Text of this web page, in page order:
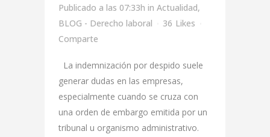
Publicado a las 07:33h in Actualidad,
BLOG - Derecho laboral
36 Likes
Comparte
La indemnización por despido suele
generar dudas en las empresas,
especialmente cuando se cruza con
una orden de embargo emitida por un
tribunal u organismo administrativo.